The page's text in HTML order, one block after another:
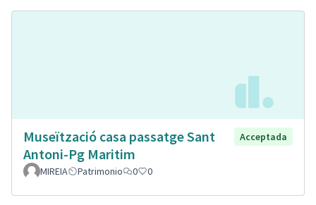
Museïtzació casa passatge Sant
Antoni-Pg Maritim
Acceptada
MIREIA Patrimonio 0 0